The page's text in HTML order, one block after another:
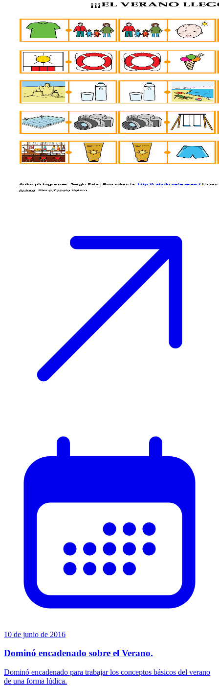
10 de junio de 2016
Dominó encadenado sobre el Verano.
Dominó encadenado para trabajar los conceptos básicos del verano
de una forma lúdica.